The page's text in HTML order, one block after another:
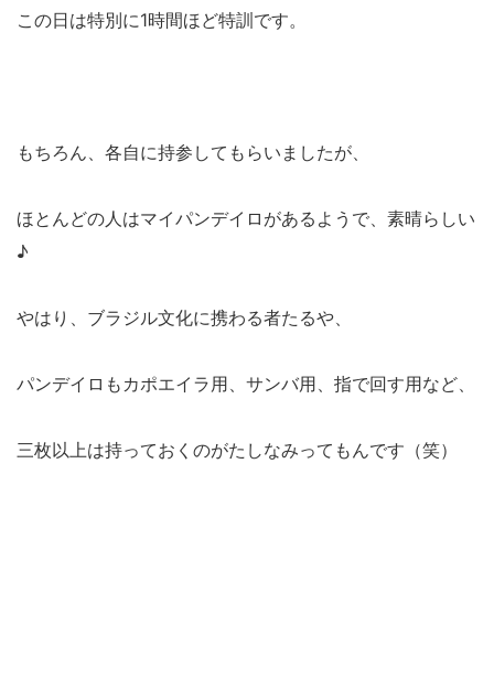
この日は特別に1時間ほど特訓です。
もちろん、各自に持参してもらいましたが、
ほとんどの人はマイパンデイロがあるようで、素晴らしい
♪
やはり、ブラジル文化に携わる者たるや、
パンデイロもカポエイラ用、サンバ用、指で回す用など、
三枚以上は持っておくのがたしなみってもんです（笑）